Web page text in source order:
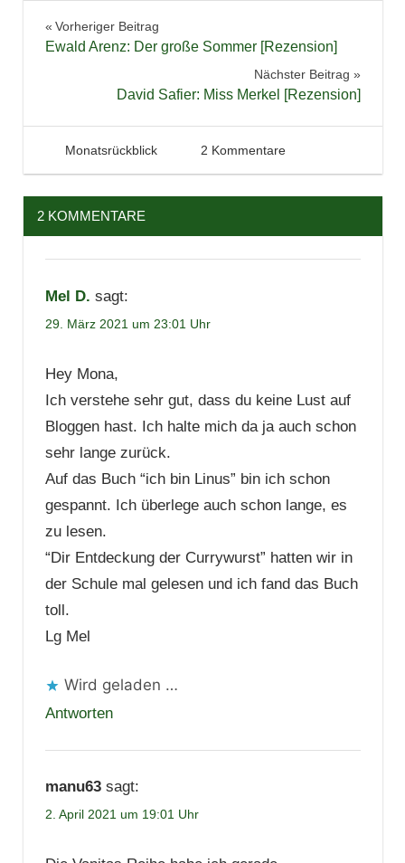
Highlights
Beitragsnavigation
Vorheriger Beitrag
Ewald Arenz: Der große Sommer [Rezension]
Nächster Beitrag
David Safier: Miss Merkel [Rezension]
28. März 2021
Tintenhain
Monatsrückblick 2 Kommentare
2 KOMMENTARE
Mel D. sagt:
29. März 2021 um 23:01 Uhr
Hey Mona,
Ich verstehe sehr gut, dass du keine Lust auf
Bloggen hast. Ich halte mich da ja auch schon
sehr lange zurück.
Auf das Buch “ich bin Linus” bin ich schon
gespannt. Ich überlege auch schon lange, es
zu lesen.
“Dir Entdeckung der Currywurst” hatten wir in
der Schule mal gelesen und ich fand das Buch
toll.
Lg Mel
Wird geladen …
Antworten
manu63 sagt:
2. April 2021 um 19:01 Uhr